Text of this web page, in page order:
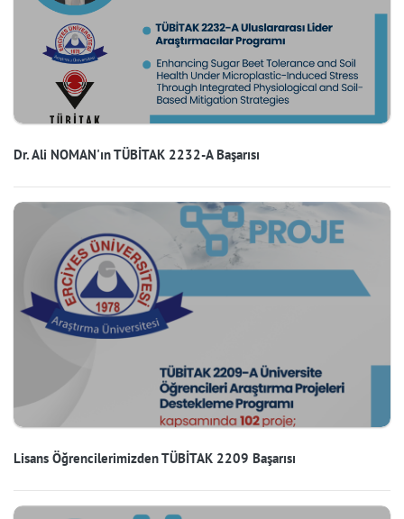
Dr. Ali NOMAN'ın TÜBİTAK 2232-A Başarısı
Lisans Öğrencilerimizden TÜBİTAK 2209 Başarısı